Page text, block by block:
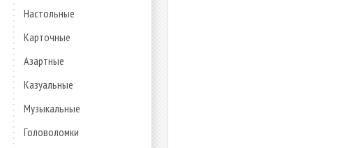
Настольные
Карточные
Азартные
Казуальные
Музыкальные
Головоломки